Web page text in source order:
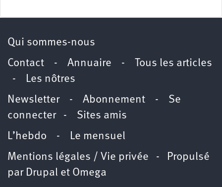
Qui sommes-nous
Contact - Annuaire - Tous les articles
-
Les nôtres
Newsletter- Abonnement - Se
connecter- Sites amis
L’hebdo -
Le mensuel
Mentions légales / Vie privée - Propulsé
par Drupal et Omega